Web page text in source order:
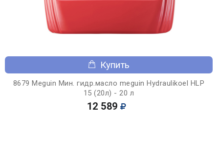
Купить
8679 Meguin Мин. гидр.масло meguin Hydraulikoel HLP
15 (20л) - 20 л
12 589